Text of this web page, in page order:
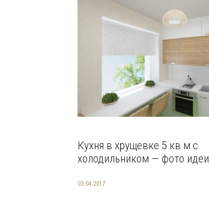
Кухня в хрущевке 5 кв м с
холодильником — фото идеи
03.04.2017